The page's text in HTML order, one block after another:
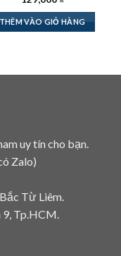
VÀO GIỎ HÀNG
uy tín cho bạn.
Zalo)
Từ Liêm.
9, Tp.HCM.